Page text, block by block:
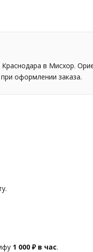
в Мисхор.
оформлении заказа.
1 000 ₽ в час.